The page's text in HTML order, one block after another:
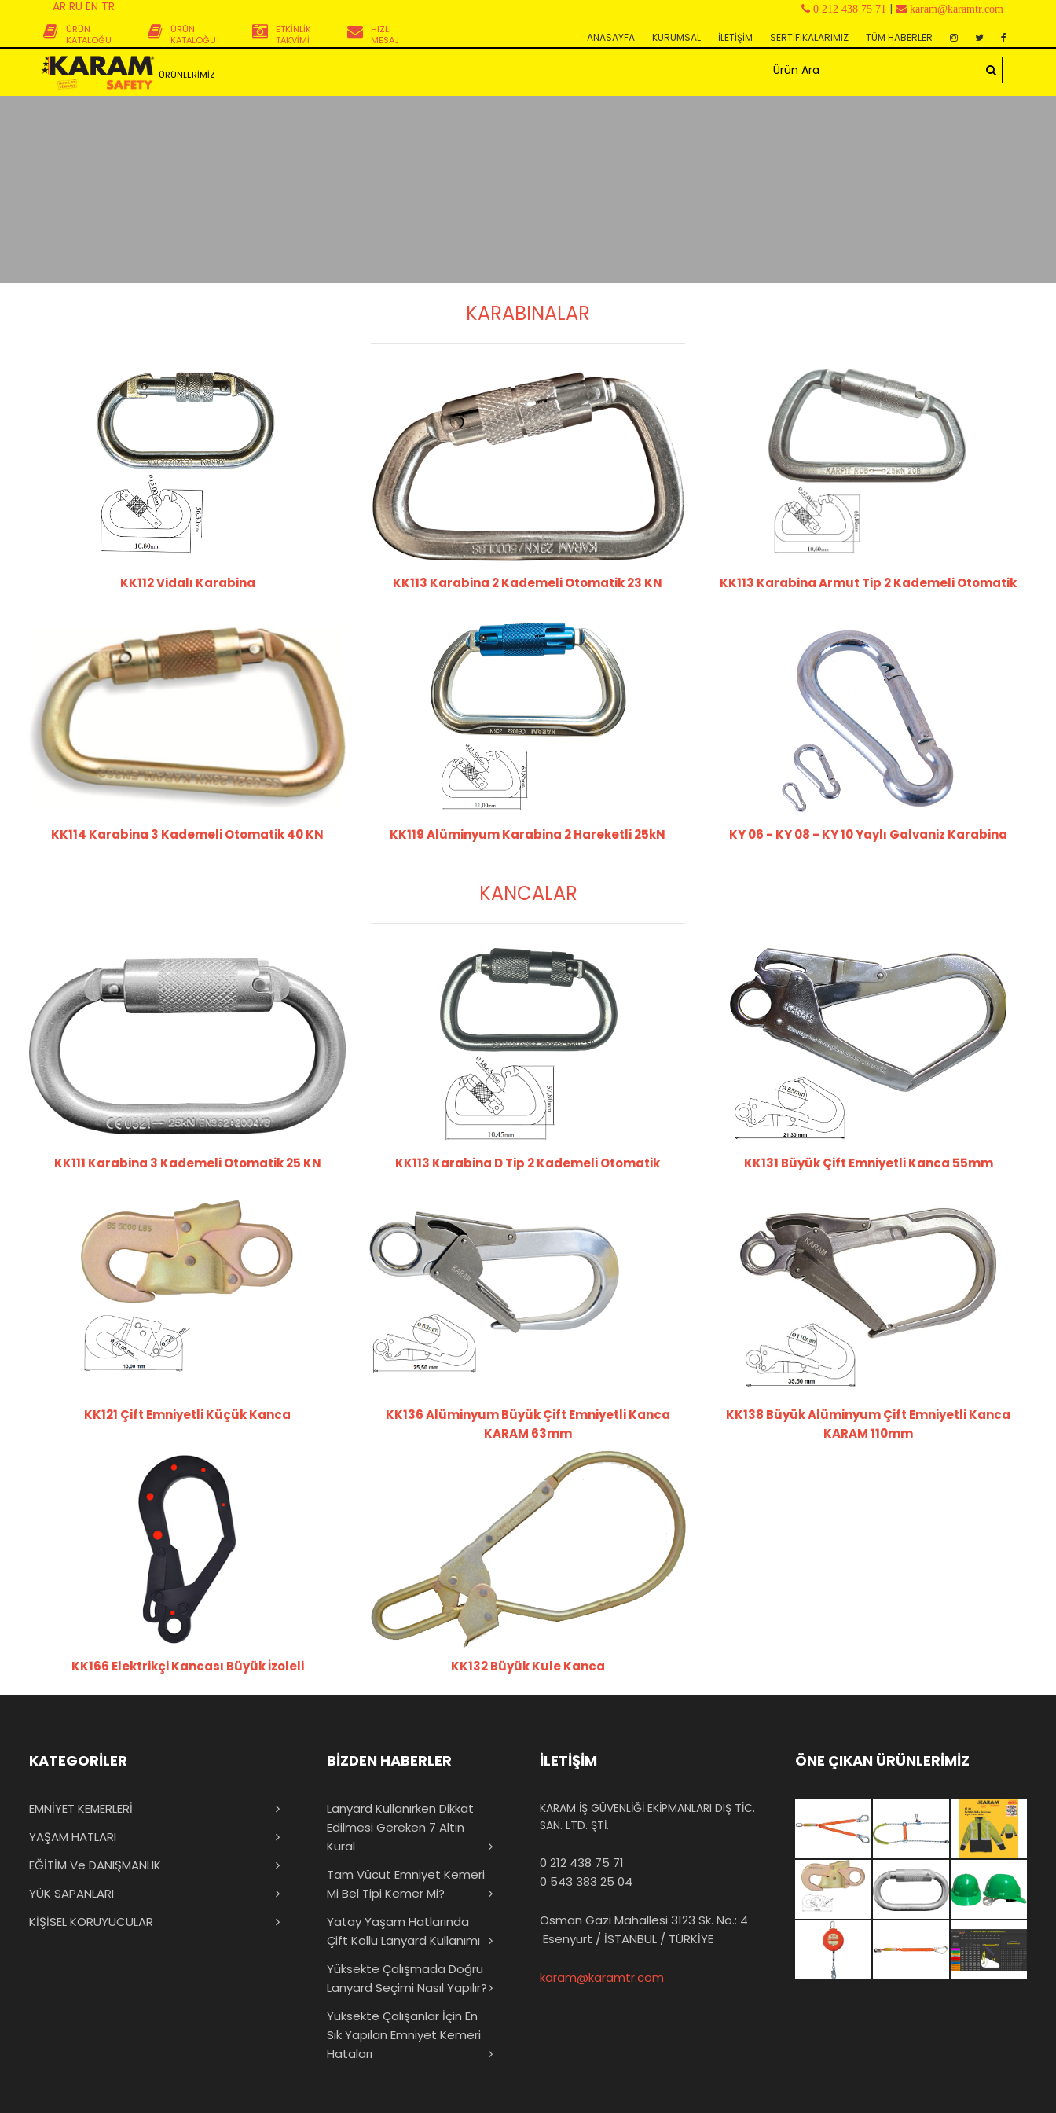
AR RU EN TR 0 212 438 75 71 | karam@karamtr.com
TÜM HABERLER
SERTİFİKALARIMIZ
İLETİŞİM
KURUMSAL
ANASAYFA
HIZLI
MESAJ
ETKİNLİK
TAKVİMİ
ÜRÜN
KATALOĞU
ÜRÜN
KATALOĞU
ÜRÜNLERİMİZ
KARABINALAR
KK112 Vidalı Karabina KK113 Karabina 2 Kademeli Otomatik 23 KN KK113 Karabina Armut Tip 2 Kademeli Otomatik
KK114 Karabina 3 Kademeli Otomatik 40 KN KK119 Alüminyum Karabina 2 Hareketli 25kN KY 06 - KY 08 - KY 10 Yaylı Galvaniz Karabina
KANCALAR
KK111 Karabina 3 Kademeli Otomatik 25 KN KK113 Karabina D Tip 2 Kademeli Otomatik KK131 Büyük Çift Emniyetli Kanca 55mm
KK121 Çift Emniyetli Küçük Kanca
KK136 Alüminyum Büyük Çift Emniyetli Kanca
KARAM 63mm
KK138 Büyük Alüminyum Çift Emniyetli Kanca
KARAM 110mm
KK166 Elektrikçi Kancası Büyük İzoleli KK132 Büyük Kule Kanca
KATEGORİLER
EMNİYET KEMERLERİ
YAŞAM HATLARI
EĞİTİM Ve DANIŞMANLIK
YÜK SAPANLARI
KİŞİSEL KORUYUCULAR
BİZDEN HABERLER
Lanyard Kullanırken Dikkat
Edilmesi Gereken 7 Altın
Kural
Tam Vücut Emniyet Kemeri
Mi Bel Tipi Kemer Mi?
Yatay Yaşam Hatlarında
Çift Kollu Lanyard Kullanımı
Yüksekte Çalışmada Doğru
Lanyard Seçimi Nasıl Yapılır?
Yüksekte Çalışanlar İçin En
Sık Yapılan Emniyet Kemeri
Hataları
İLETİŞİM
KARAM İŞ GÜVENLİĞİ EKİPMANLARI DIŞ TİC.
SAN. LTD. ŞTİ.
0 212 438 75 71
0 543 383 25 04
Osman Gazi Mahallesi 3123 Sk. No.: 4
Esenyurt / İSTANBUL / TÜRKİYE
karam@karamtr.com
ÖNE ÇIKAN ÜRÜNLERİMİZ